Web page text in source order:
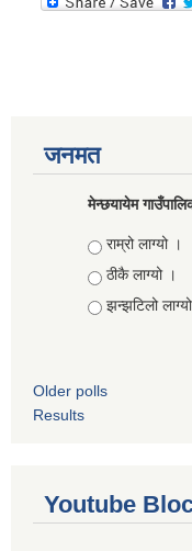
जनमत
मेन्छयायेम
Choices
राम्रो लाग्यो ।
ठीकै लाग्यो ।
झन्झटिलो
Older polls
Results
Youtube